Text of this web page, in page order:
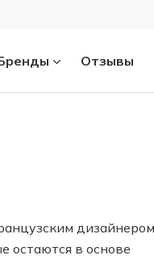
Отзывы
остаются в основе